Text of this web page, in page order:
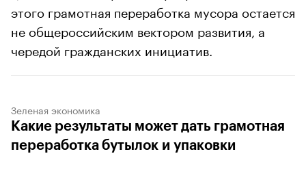
этого грамотная переработка мусора остается
не общероссийским вектором развития, а
чередой гражданских инициатив.
Зеленая экономика
Какие результаты может дать грамотная
переработка бутылок и упаковки